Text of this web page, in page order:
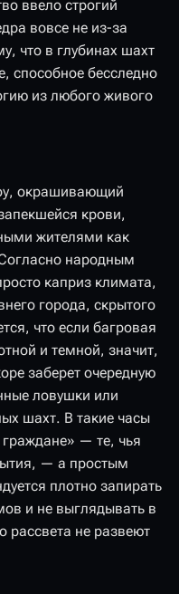
ввело строгий
вовсе не из-за
что в глубинах шахт
способное бесследно
из любого живого
окрашивающий
крови,
жителями как
народным
каприз климата,
города, скрытого
что если багровая
и темной, значит,
заберет очередную
ловушки или
шахт. В такие часы
— те, чья
— а простым
плотно запирать
и не выглядывать в
рассвета не развеют